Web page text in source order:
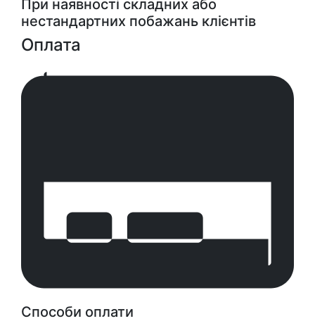
При наявності складних або
нестандартних побажань клієнтів
Оплата
Способи оплати